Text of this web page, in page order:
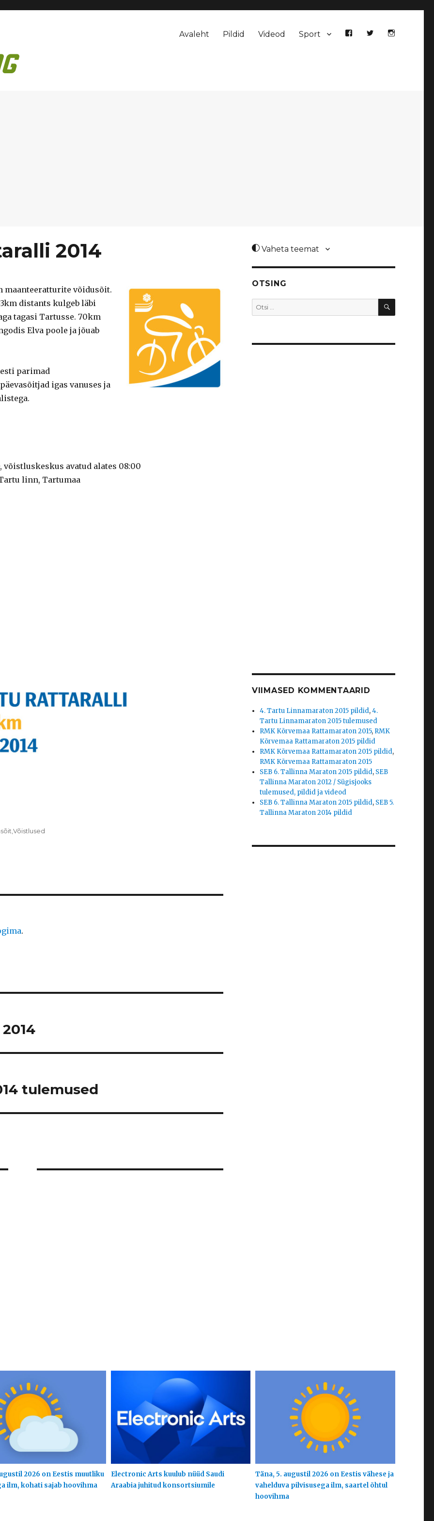
Avaleht Pildid Videod Sport
2014
maanteeratturite võidusõit.
distants kulgeb läbi
tagasi Tartusse. 70km
Elva poole ja jõuab
parimad
igas vanuses ja
võistluskeskus avatud alates 08:00
linn, Tartumaa
,Võistlused
.
tulemused
Vaheta teemat
OTSING
Otsi: OTSI
VIIMASED KOMMENTAARID
4. Tartu Linnamaraton 2015 pildid,4.
Tartu Linnamaraton 2015 tulemused
RMK Kõrvemaa Rattamaraton 2015, RMK
Kõrvemaa Rattamaraton 2015 pildid
RMK Kõrvemaa Rattamaraton 2015 pildid,
RMK Kõrvemaa Rattamaraton 2015
SEB 6. Tallinna Maraton 2015 pildid, SEB
Tallinna Maraton 2012 / Sügisjooks
tulemused, pildid ja videod
SEB 6. Tallinna Maraton 2015 pildid, SEB 5.
Tallinna Maraton 2014 pildid
2026 on Eestis muutliku
ilm, kohati sajab hoovihma
Electronic Arts kuulub nüüd Saudi
Araabia juhitud konsortsiumile
Täna, 5. augustil 2026 on Eestis vähese ja
vahelduva pilvisusega ilm, saartel õhtul
hoovihma